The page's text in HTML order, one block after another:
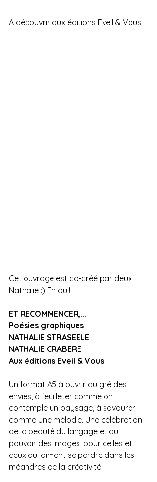
A découvrir aux éditions Eveil & Vous :
Cet ouvrage est co-créé par deux
Nathalie :) Eh oui!
ET RECOMMENCER,...
Poésies graphiques
NATHALIE STRASEELE
NATHALIE CRABERE
Aux éditions Eveil & Vous
Un format A5 à ouvrir au gré des
envies, à feuilleter comme on
contemple un paysage, à savourer
comme une mélodie. Une célébration
de la beauté du langage et du
pouvoir des images, pour celles et
ceux qui aiment se perdre dans les
méandres de la créativité.